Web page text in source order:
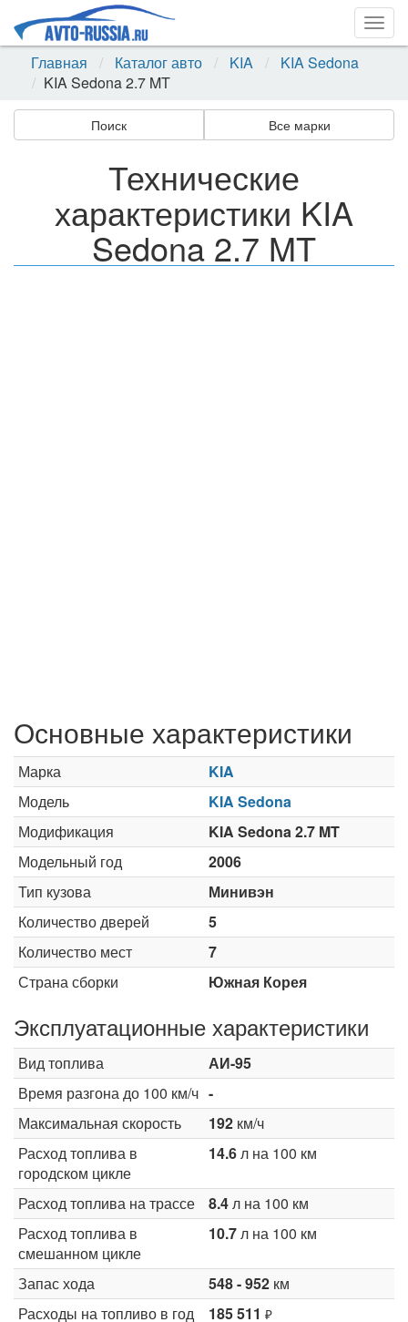
Главная
Каталог авто KIA
KIA Sedona
KIA Sedona 2.7 MT
Поиск Все марки
Технические
характеристики KIA
Sedona 2.7 MT
Основные характеристики
Марка
KIA
Модель
KIA Sedona
Модификация
KIA Sedona 2.7 MT
Модельный год
2006
Тип кузова
Минивэн
Количество дверей
5
Количество мест
7
Страна сборки
Южная Корея
Эксплуатационные характеристики
Вид топлива
АИ-95
Время разгона до 100 км/ч -
Максимальная скорость
192 км/ч
Расход топлива в
городском цикле
14.6л на 100 км
Расход топлива на трассе 8.4л на 100 км
Расход топлива в
смешанном цикле
10.7л на 100 км
Запас хода 548 - 952 км
Расходы на топливо в год
185 511 ₽